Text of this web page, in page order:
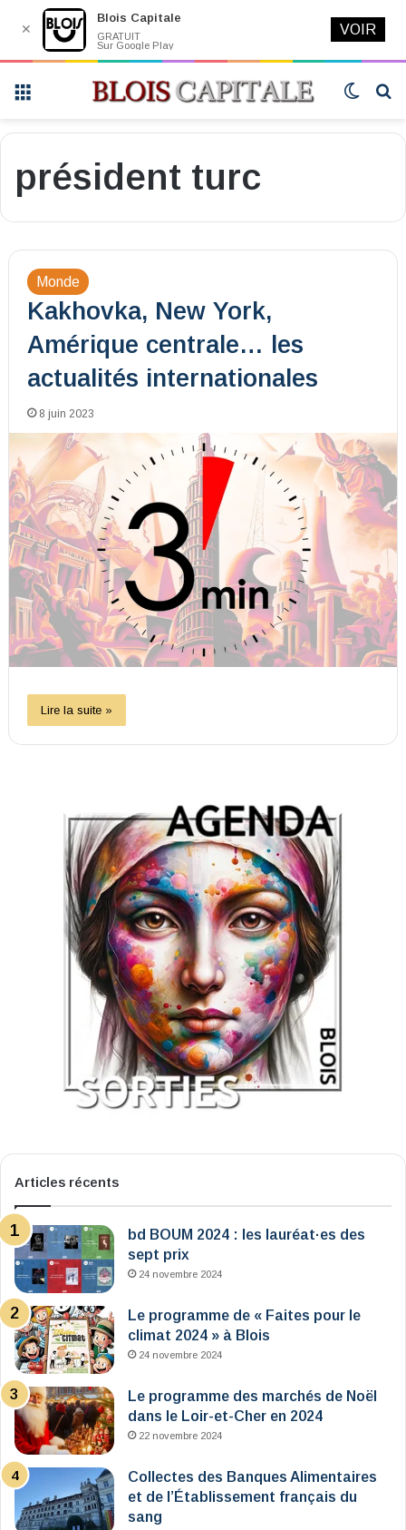
Switch
président turc
Monde
Kakhovka, New York,
Amérique centrale… les
actualités internationales
8 juin 2023
Lire la suite »
Articles récents
bd BOUM 2024 : les lauréat·es des
sept prix
24 novembre 2024
Le programme de « Faites pour le
climat 2024 » à Blois
24 novembre 2024
Le programme des marchés de Noël
dans le Loir-et-Cher en 2024
22 novembre 2024
Collectes des Banques Alimentaires
et de l’Établissement français du
sang
✕
Blois Capitale
GRATUIT
Sur Google Play
VOIR